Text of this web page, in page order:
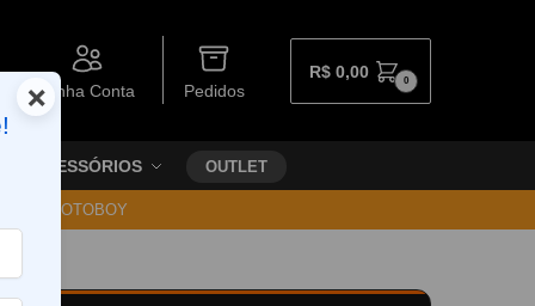
Minha Conta Pedidos
R$ 0,00 0
ACESSÓRIOS OUTLET
VIA MOTOBOY
×